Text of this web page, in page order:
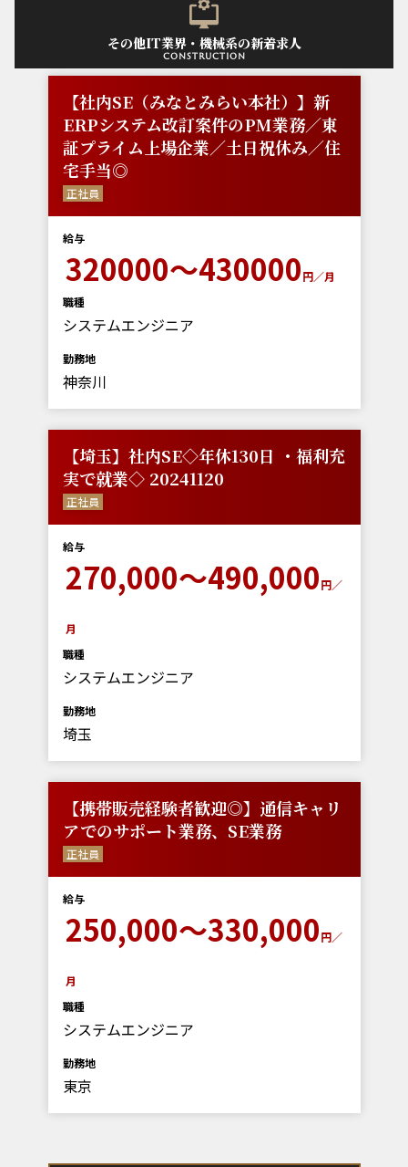
その他IT業界・機械系の新着求人
construction
【社内SE（みなとみらい本社）】新
ERPシステム改訂案件のPM業務／東
証プライム上場企業／土日祝休み／住
宅手当◎
正社員
給与
320000～430000円／月
職種
システムエンジニア
勤務地
神奈川
【埼玉】社内SE◇年休130日 ・福利充
実で就業◇ 20241120
正社員
給与
270,000～490,000円／
月
職種
システムエンジニア
勤務地
埼玉
【携帯販売経験者歓迎◎】通信キャリ
アでのサポート業務、SE業務
正社員
給与
250,000～330,000円／
月
職種
システムエンジニア
勤務地
東京